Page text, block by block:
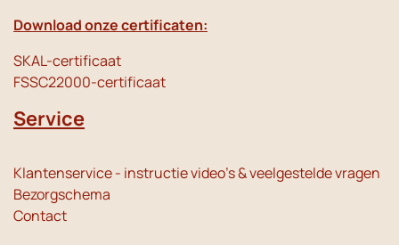
Download onze certificaten:
SKAL-certificaat
FSSC22000-certificaat
Service
Klantenservice - instructie video's & veelgestelde vragen
Bezorgschema
Contact